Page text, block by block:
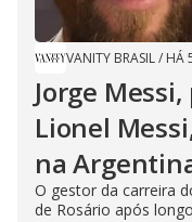
VANITY BRASIL/ HÁ
Jorge
Lionel
na
O gestor da carreira
de Rosário após